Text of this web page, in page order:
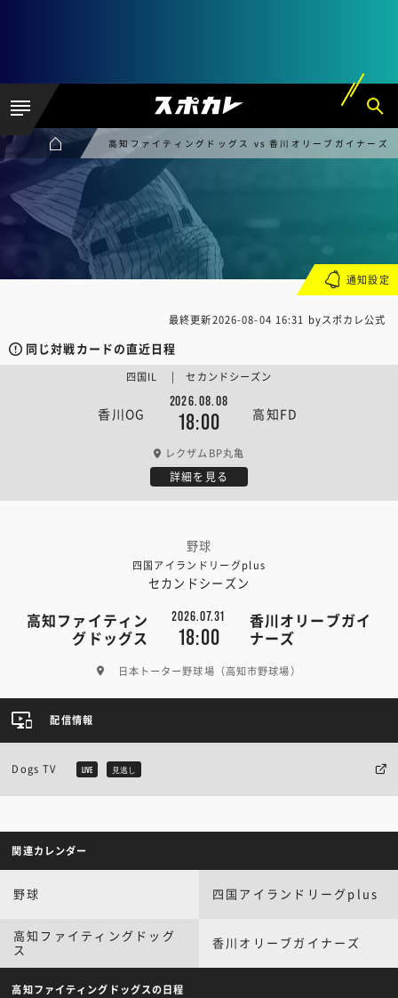
高知ファイティングドッグス vs 香川オリーブガイナーズ
最終更新2026-08-04 16:31 byスポカレ公式
同じ対戦カードの直近日程
香川OG
2026.08.08
18:00 高知FD
四国IL | セカンドシーズン
レクザムBP丸亀
詳細を見る
野球
四国アイランドリーグplus
セカンドシーズン
高知ファイティン
グドッグス
2026.07.31
18:00
香川オリーブガイ
ナーズ
日本トーター野球場（高知市野球場）
通知設定
配信情報
Dogs TV LIVE 見逃し
関連カレンダー
野球 四国アイランドリーグplus
高知ファイティングドッグ
ス
香川オリーブガイナーズ
高知ファイティングドッグスの日程